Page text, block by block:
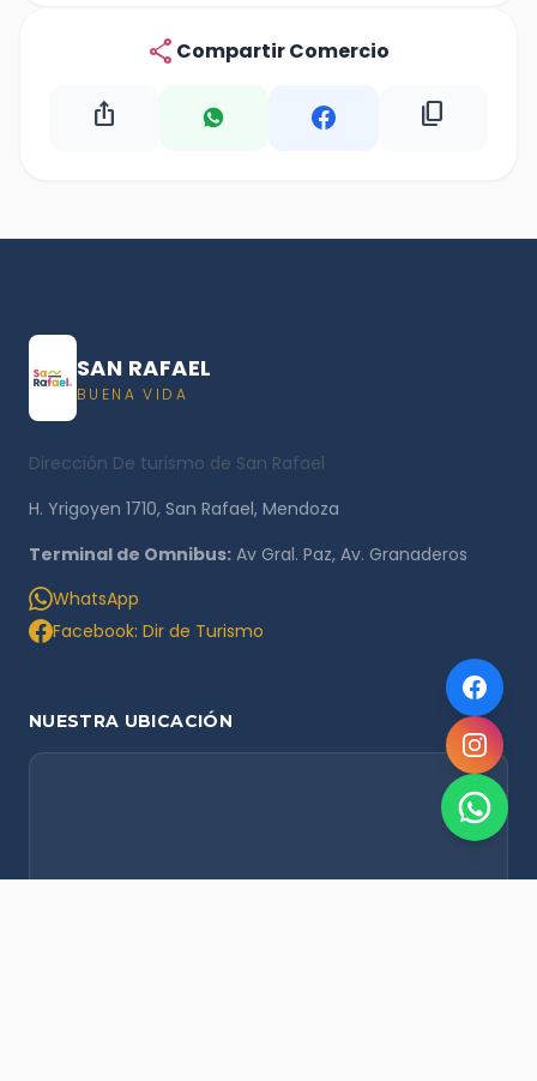
share Compartir Comercio
ios_share content_copy
SAN RAFAEL
BUENA VIDA
Dirección De turismo de San Rafael
H. Yrigoyen 1710, San Rafael, Mendoza
Terminal de Omnibus: Av Gral. Paz, Av. Granaderos
WhatsApp
Facebook: Dir de Turismo
NUESTRA UBICACIÓN